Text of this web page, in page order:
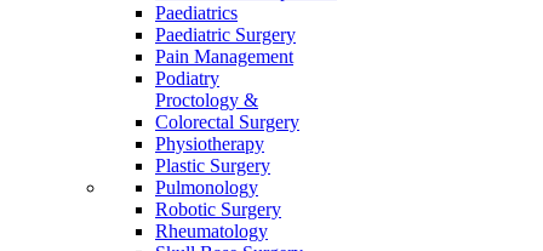
Paediatrics
Paediatric Surgery
Pain Management
Podiatry
Proctology &
Colorectal Surgery
Physiotherapy
Plastic Surgery
Pulmonology
Robotic Surgery
Rheumatology